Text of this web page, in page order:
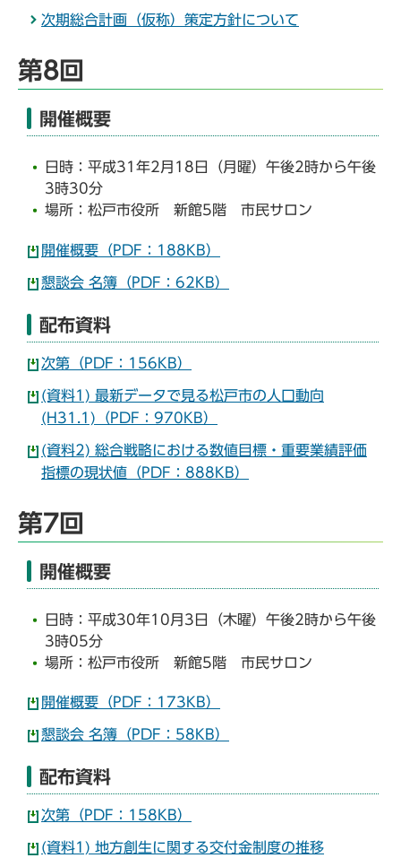
次期総合計画（仮称）策定方針について
第8回
開催概要
日時：平成31年2月18日（月曜）午後2時から午後
3時30分
場所：松戸市役所 新館5階 市民サロン
開催概要（PDF：188KB）
懇談会 名簿（PDF：62KB）
配布資料
次第（PDF：156KB）
(資料1) 最新データで見る松戸市の人口動向
(H31.1)（PDF：970KB）
(資料2) 総合戦略における数値目標・重要業績評価
指標の現状値（PDF：888KB）
第7回
開催概要
日時：平成30年10月3日（木曜）午後2時から午後
3時05分
場所：松戸市役所 新館5階 市民サロン
開催概要（PDF：173KB）
懇談会 名簿（PDF：58KB）
配布資料
次第（PDF：158KB）
(資料1) 地方創生に関する交付金制度の推移